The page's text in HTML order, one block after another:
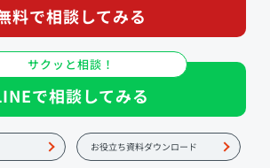
料で相談してみる
サクッと相談！
で相談してみる
お役立ち資料ダウンロード